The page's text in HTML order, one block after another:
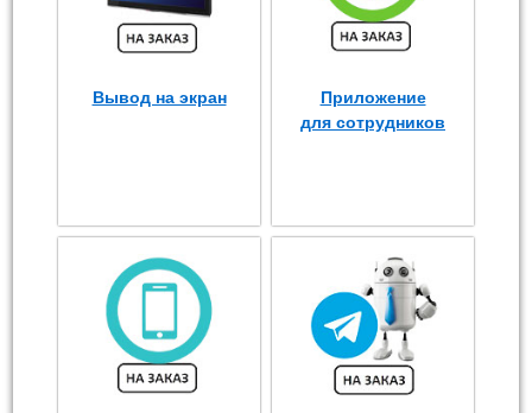
Вывод на экран
Приложение
для сотрудников